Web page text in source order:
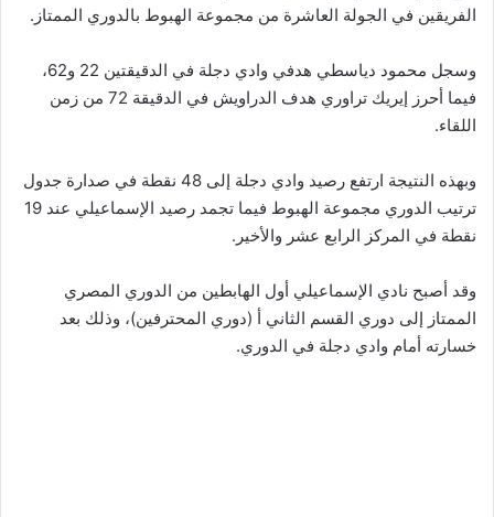
الفريقين في الجولة العاشرة من مجموعة الهبوط بالدوري الممتاز.
وسجل محمود دياسطي هدفي وادي دجلة في الدقيقتين 22 و62،
فيما أحرز إيريك تراوري هدف الدراويش في الدقيقة 72 من زمن
اللقاء.
وبهذه النتيجة ارتفع رصيد وادي دجلة إلى 48 نقطة في صدارة جدول
ترتيب الدوري مجموعة الهبوط فيما تجمد رصيد الإسماعيلي عند 19
نقطة في المركز الرابع عشر والأخير.
وقد أصبح نادي الإسماعيلي أول الهابطين من الدوري المصري
الممتاز إلى دوري القسم الثاني أ (دوري المحترفين)، وذلك بعد
خسارته أمام وادي دجلة في الدوري.